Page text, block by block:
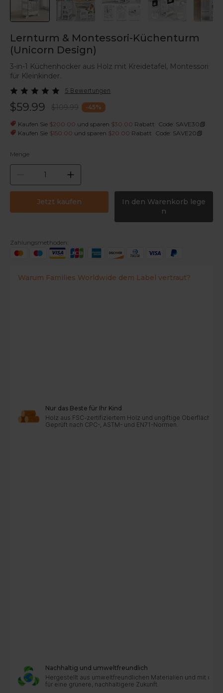
Lernturm & Montessori-Küchenturm
(Unicorn Design)
3-in-1 Küchenhocker aus Holz mit Kreidetafel, Montessori
für Kleinkinder.
5 Bewertungen
-45%
$59.99 $109.99
Kaufen Sie $200.00 und sparen $30.00 Rabatt Code: SAVE30
Kaufen Sie $150.00 und sparen $20.00 Rabatt Code: SAVE20
Menge
Jetzt kaufen
In den Warenkorb lege
n
Zahlungsmethoden:
Warum Families Worldwide dem Label vertraut?
Nur das Beste für Ihr Kind
Holz aus FSC-zertifiziertem Holz und ungiftige
Geprüft nach CPC-, ASTM- und EN71-Normen.
Nachhaltig und umweltfreundlich
Hergestellt aus umweltfreundlichen Materialien und mit
für eine grünere, nachhaltigere Zukunft.